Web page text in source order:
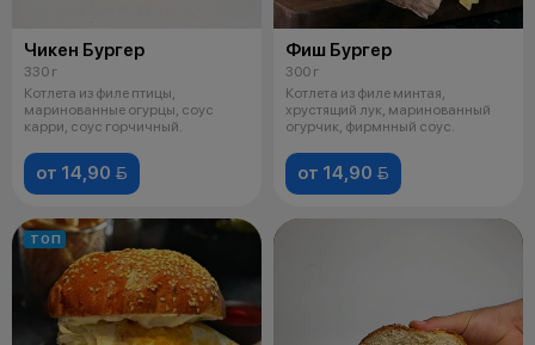
Чикен Бургер
330 г
Котлета из филе птицы,
маринованные огурцы, соус
карри, соус горчичный.
от 14,90 
Фиш Бургер
300 г
Котлета из филе минтая,
хрустящий лук, маринованный
огурчик, фирмнный соус.
от 14,90 
ТОП